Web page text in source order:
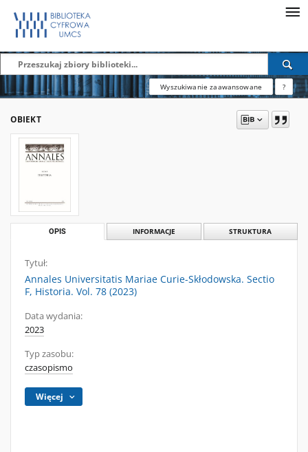
Wyszukiwanie zaawansowane ?
OBIEKT
OPIS INFORMACJE STRUKTURA
Tytuł:
Annales Universitatis Mariae Curie-Skłodowska. Sectio
F, Historia. Vol. 78 (2023)
Data wydania:
2023
Typ zasobu:
czasopismo
Więcej